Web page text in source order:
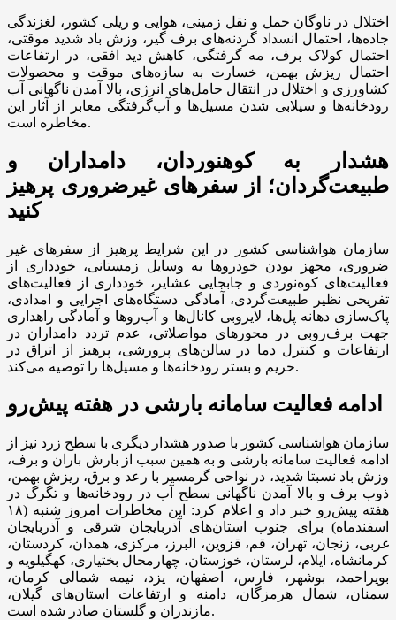
اختلال در ناوگان حمل و نقل زمینی، هوایی و ریلی کشور، لغزندگی
جاده‌ها، احتمال انسداد گردنه‌های برف گیر، وزش باد شدید موقتی،
احتمال کولاک برف، مه گرفتگی، کاهش دید افقی، در ارتفاعات
احتمال ریزش بهمن، خسارت به سازه‌های موقت و محصولات
کشاورزی و اختلال در انتقال حامل‌های انرژی، بالا آمدن ناگهانی آب
رودخانه‌ها و سیلابی شدن مسیل‌ها و آب‌گرفتگی معابر از آثار این
مخاطره است.
هشدار به کوهنوردان، دامداران و
طبیعت‌گردان؛ از سفر‌های غیرضروری پرهیز
کنید
سازمان هواشناسی کشور در این شرایط پرهیز از سفر‌های غیر
ضروری، مجهز بودن خودرو‌ها به وسایل زمستانی، خودداری از
فعالیت‌های کوه‌نوردی و جابجایی عشایر، خودداری از فعالیت‌های
تفریحی نظیر طبیعت‌گردی، آمادگی دستگاه‌های اجرایی و امدادی،
پاک‌سازی دهانه پل‌ها، لایروبی کانال‌ها و آب‌رو‌ها و آمادگی راهداری
جهت برف‌روبی در محور‌های مواصلاتی، عدم تردد دامداران در
ارتفاعات و کنترل دما در سالن‌های پرورشی، پرهیز از اتراق در
حریم و بستر رودخانه‌ها و مسیل‌ها را توصیه می‌کند.
ادامه فعالیت سامانه بارشی در هفته پیش‌رو
سازمان هواشناسی کشور با صدور هشدار دیگری با سطح زرد نیز از
ادامه فعالیت سامانه بارشی و به همین سبب از بارش باران و برف،
وزش باد نسبتا شدید، در نواحی گرمسیر با رعد و برق، ریزش بهمن،
ذوب برف و بالا آمدن ناگهانی سطح آب در رودخانه‌ها و تگرگ در
هفته پیش‌رو خبر داد و اعلام کرد: این مخاطرات امروز شنبه (۱۸
اسفندماه) برای جنوب استان‌های آذربایجان شرقی و آذربایجان
غربی، زنجان، تهران، قم، قزوین، البرز، مرکزی، همدان، کردستان،
کرمانشاه، ایلام، لرستان، خوزستان، چهارمحال بختیاری، کهگیلویه و
بویراحمد، بوشهر، فارس، اصفهان، یزد، نیمه شمالی کرمان،
سمنان، شمال هرمزگان، دامنه و ارتفاعات استان‌های گیلان،
مازندران و گلستان صادر شده است.